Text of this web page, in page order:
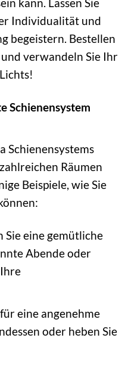
kann. Lassen Sie
Individualität und
begeistern. Bestellen
verwandeln Sie Ihr
Schienensystem
Schienensystems
Räumen
Beispiele, wie Sie
Sie eine gemütliche
Abende oder
eine angenehme
oder heben Sie